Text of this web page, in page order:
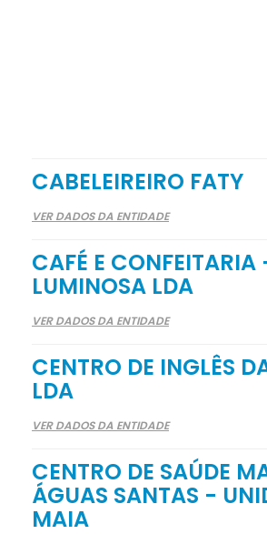
CABELEIREIRO FATY
VER DADOS DA ENTIDADE
CAFÉ E CONFEITARIA
LUMINOSA LDA
VER DADOS DA ENTIDADE
CENTRO DE INGLÊS
LDA
VER DADOS DA ENTIDADE
CENTRO DE SAÚDE
ÁGUAS SANTAS -
MAIA